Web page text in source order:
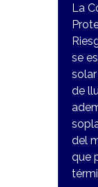
La
se
de
del
que